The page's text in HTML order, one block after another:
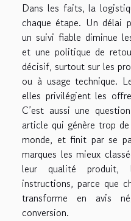
Dans les faits, la
chaque étape. Un délai
un suivi fiable diminue
et une politique de
décisif, surtout sur les
ou à usage technique.
elles privilégient les
C’est aussi une
article qui génère trop
monde, et finit par se
marques les mieux
leur qualité produit,
instructions, parce que
transforme en avis
conversion.